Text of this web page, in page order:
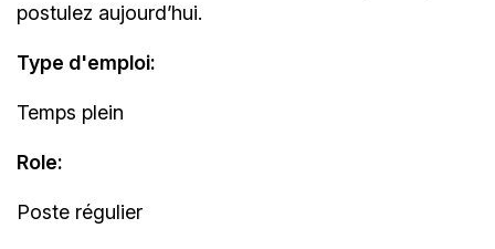
postulez aujourd’hui.
Type d'emploi:
Temps plein
Role:
Poste régulier